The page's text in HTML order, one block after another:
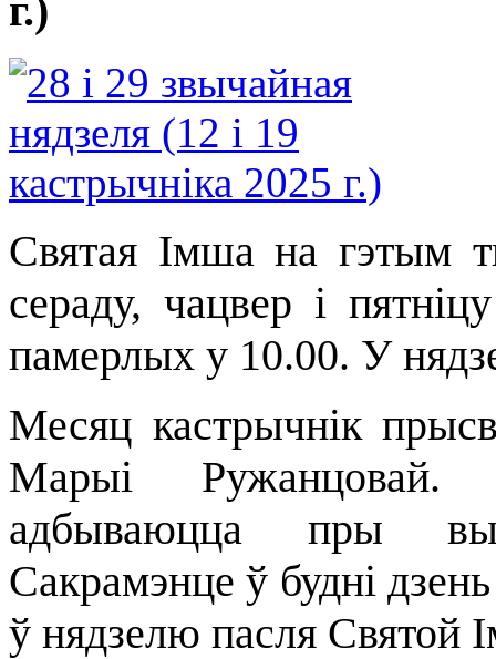
г.)
Святая Імша на гэтым
сераду, чацвер і
памерлых у 10.00. У
Месяц кастрычнік
Марыі Ружанцовай.
адбываюцца пры
Сакрамэнце ў будні
ў нядзелю пасля Святой